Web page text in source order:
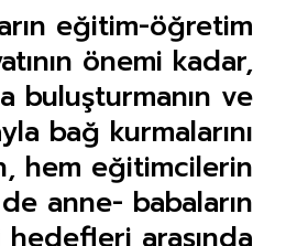
eğitim-öğretim
önemi kadar,
buluşturmanın ve
bağ kurmalarını
hem eğitimcilerin
anne- babaların